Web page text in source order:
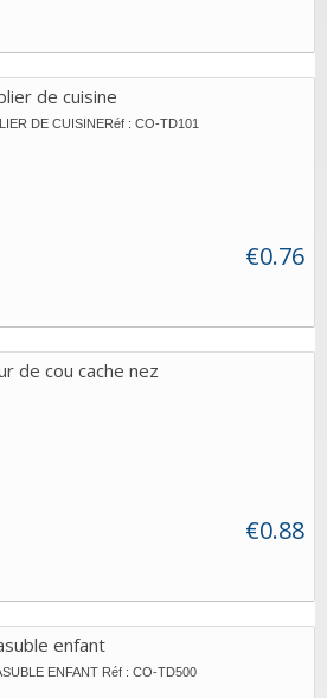
de cuisine
DE CUISINERéf : CO-TD101
€0.76
de cou cache nez
€0.88
enfant
ENFANT Réf : CO-TD500